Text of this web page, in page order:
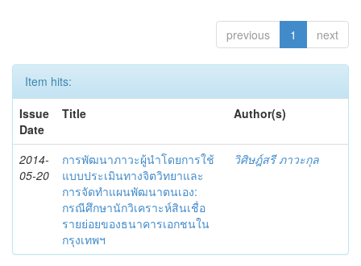
previous 1 next
Item hits:
Issue
Date
Title Author(s)
2014-
05-20
การพัฒนาภาวะผู้นำโดยการใช้
แบบประเมินทางจิตวิทยาและ
การจัดทำแผนพัฒนาตนเอง:
กรณีศึกษานักวิเคราะห์สินเชื่อ
รายย่อยของธนาคารเอกชนใน
กรุงเทพฯ
วิศิษฎ์สรี ภาวะกุล